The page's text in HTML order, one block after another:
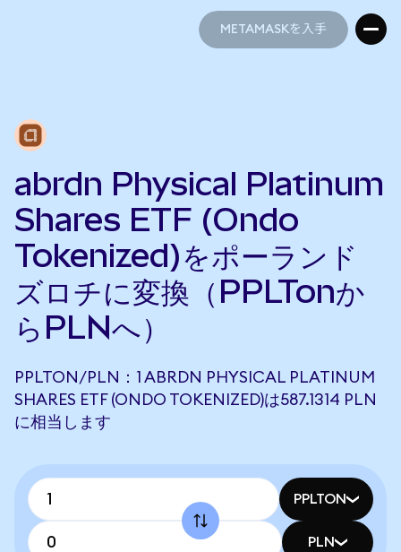
METAMASKを入手
abrdn Physical Platinum
Shares ETF (Ondo
Tokenized)をポーランド
ズロチに変換（PPLTonか
らPLNへ）
PPLTON/PLN：1 ABRDN PHYSICAL PLATINUM
SHARES ETF (ONDO TOKENIZED)は587.1314 PLN
に相当します
PPLTON
PLN